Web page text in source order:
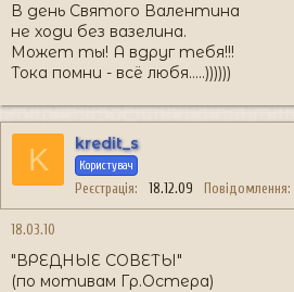
В день Святого Валентина
не ходи без вазелина.
Может ты! А вдруг тебя!!!
Тока помни - всё любя.....))))))
K kredit_s
Користувач
Реєстрація 18.12.09 Повідомлення
18.03.10
"ВРЕДНЫЕ СОВЕТЫ"
(по мотивам Гр.Остера)